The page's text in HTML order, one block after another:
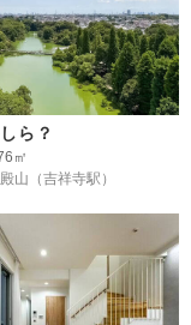
ら？
㎡
山 （吉祥寺駅）